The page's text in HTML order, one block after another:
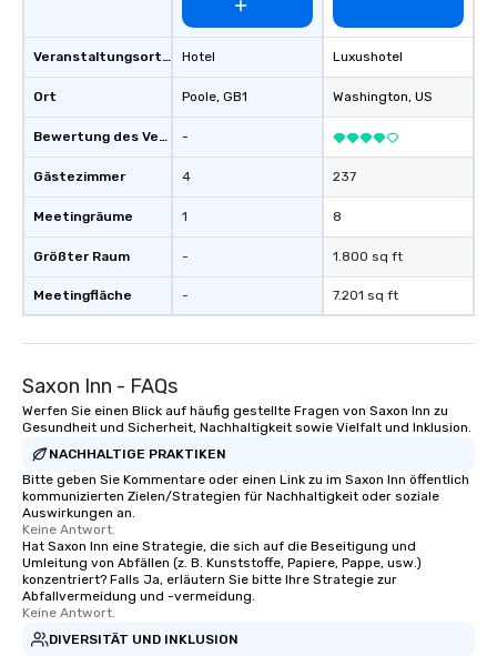
Veranstaltungsortstyp
Ort
Bewertung des Veranstaltungsortes
Gästezimmer
Meetingräume
Größter Raum
Meetingfläche
Hotel
Poole, GB1
-
4
1
-
-
Luxushotel
Washington, US
237
8
1.800 sq ft
7.201 sq ft
Saxon Inn - FAQs
Werfen Sie einen Blick auf häufig gestellte Fragen von Saxon Inn zu
Gesundheit und Sicherheit, Nachhaltigkeit sowie Vielfalt und Inklusion.
NACHHALTIGE PRAKTIKEN
Bitte geben Sie Kommentare oder einen Link zu im Saxon Inn öffentlich
kommunizierten Zielen/Strategien für Nachhaltigkeit oder soziale
Auswirkungen an.
Keine Antwort.
Hat Saxon Inn eine Strategie, die sich auf die Beseitigung und
Umleitung von Abfällen (z. B. Kunststoffe, Papiere, Pappe, usw.)
konzentriert? Falls Ja, erläutern Sie bitte Ihre Strategie zur
Abfallvermeidung und -vermeidung.
Keine Antwort.
DIVERSITÄT UND INKLUSION